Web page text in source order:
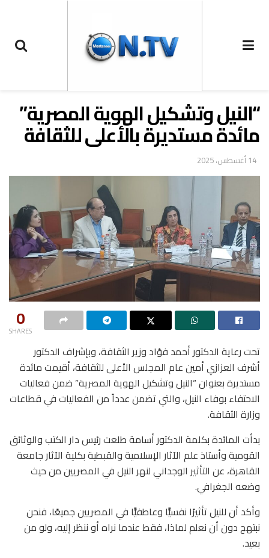
“النيل وتشكيل الهوية المصرية”
مائدة مستديرة بالأعلى للثقافة
14 أغسطس، 2025
0
SHARES
تحت رعاية الدكتور أحمد فؤاد وزير الثقافة، وبإشراف الدكتور
أشرف العزازي أمين عام المجلس الأعلى للثقافة، أقيمت مائدة
مستديرة بعنوان “النيل وتشكيل الهوية المصرية” ضمن فعاليات
الاحتفاء بوفاء النيل، والتي تضمن عدداً من الفعاليات في قطاعات
وزارة الثقافة.
بدأت المائدة بكلمة الدكتور أسامة طلعت رئيس دار الكتب والوثائق
القومية وأستاذ علم الآثار الإسلامية والقبطية بكلية الآثار جامعة
القاهرة، عن التأثير الوجداني لنهر النيل في المصريين من حيث
وضعه الجغرافي.
وأكد أن للنيل تأثيرًا نفسيًّا وعاطفيًّا في المصريين جميعًا، فنحن
نبتهج دون أن نعلم لماذا، فقط عندما نراه أو ننظر إليه، ولو من
بعيد.